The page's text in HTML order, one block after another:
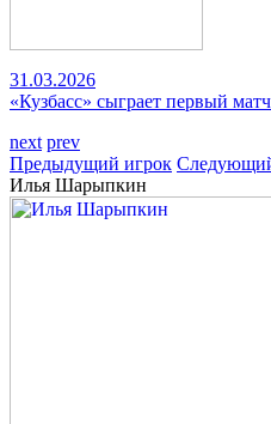
31.03.2026
«Кузбасс» сыграет первый
next prev
Предыдущий игрок
Илья Шарыпкин